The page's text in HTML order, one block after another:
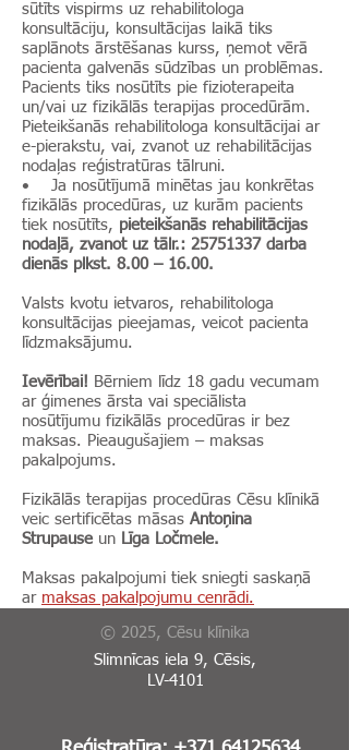
sūtīts vispirms uz rehabilitologa
konsultāciju, konsultācijas laikā tiks
saplānots ārstēšanas kurss, ņemot vērā
pacienta galvenās sūdzības un problēmas.
Pacients tiks nosūtīts pie fizioterapeita
un/vai uz fizikālās terapijas procedūrām.
Pieteikšanās rehabilitologa konsultācijai ar
e-pierakstu, vai, zvanot uz rehabilitācijas
nodaļas reģistratūras tālruni.
• Ja nosūtījumā minētas jau konkrētas
fizikālās procedūras, uz kurām pacients
tiek nosūtīts, pieteikšanās rehabilitācijas
nodaļā, zvanot uz tālr.: 25751337 darba
dienās plkst. 8.00 – 16.00.
Valsts kvotu ietvaros, rehabilitologa
konsultācijas pieejamas, veicot pacienta
līdzmaksājumu.
Ievērībai! Bērniem līdz 18 gadu vecumam
ar ģimenes ārsta vai speciālista
nosūtījumu fizikālās procedūras ir bez
maksas. Pieaugušajiem – maksas
pakalpojums.
Fizikālās terapijas procedūras Cēsu klīnikā
veic sertificētas māsas Antoņina
Strupause un Līga Ločmele.
Maksas pakalpojumi tiek sniegti saskaņā
ar maksas pakalpojumu cenrādi.
© 2025, Cēsu klīnika
Slimnīcas iela 9, Cēsis,
LV-4101